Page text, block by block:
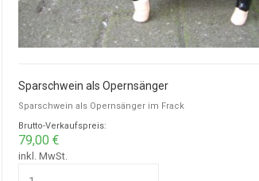
Sparschwein als Opernsänger
Sparschwein als Opernsänger im Frack
Brutto-Verkaufspreis:
79,00 €
inkl. MwSt.